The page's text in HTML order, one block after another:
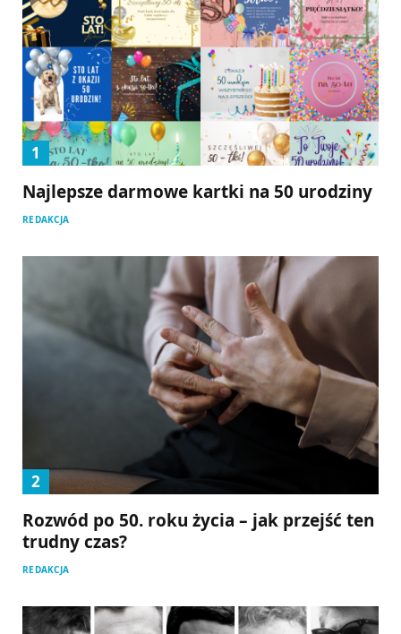
Najlepsze darmowe kartki na 50 urodziny
REDAKCJA
Rozwód po 50. roku życia – jak przejść ten
trudny czas?
REDAKCJA